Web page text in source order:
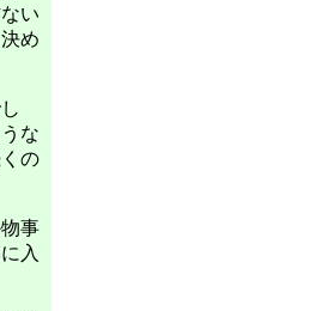
い
め
な
の
事
入